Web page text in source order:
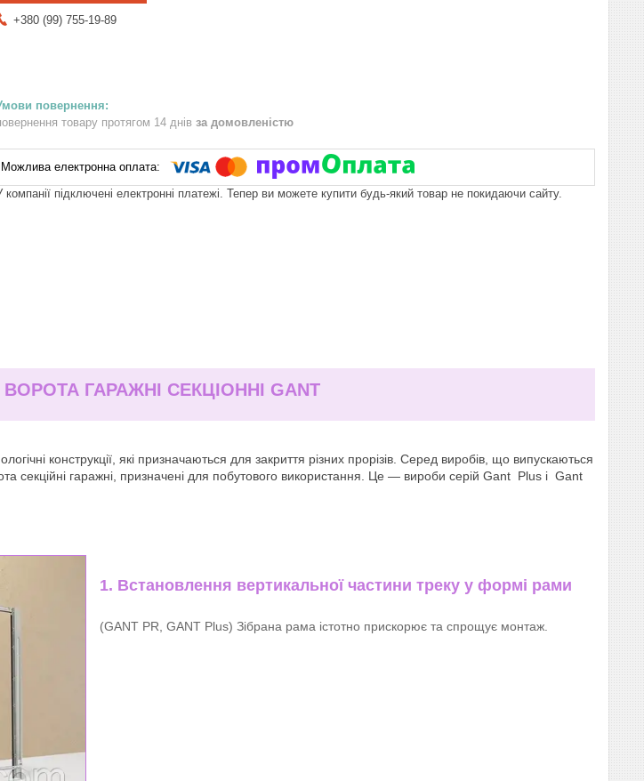
+380 (99) 755-19-89
товару протягом 14 днів за домовленістю
компанії підключені електронні платежі. Тепер ви можете купити будь-який товар не покидаючи сайту.
ВОРОТА ГАРАЖНІ СЕКЦІОННІ GANT
конструкції, які призначаються для закриття різних прорізів. Серед виробів, що випускаються
секційні гаражні, призначені для побутового використання. Це — вироби серій Gant Plus і Gant
1. Встановлення вертикальної частини треку у формі рами
(GANT PR, GANT Plus) Зібрана рама істотно прискорює та спрощує монтаж.